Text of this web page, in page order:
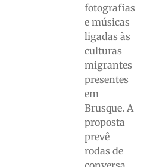
fotografias
e músicas
ligadas às
culturas
migrantes
presentes
em
Brusque. A
proposta
prevê
rodas de